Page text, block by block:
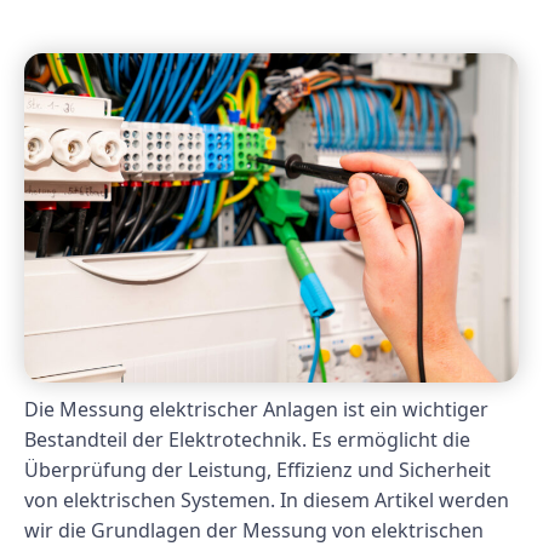
Die Messung elektrischer Anlagen ist ein wichtiger
Bestandteil der Elektrotechnik. Es ermöglicht die
Überprüfung der Leistung, Effizienz und Sicherheit
von elektrischen Systemen. In diesem Artikel werden
wir die Grundlagen der Messung von elektrischen